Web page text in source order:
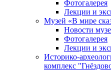
Фотогалерея
Лекции и
Музей «В мире
Новости
Фотогалерея
Лекции и
Историко-
комплекс